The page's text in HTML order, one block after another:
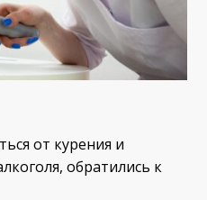
от курения и
обратились к